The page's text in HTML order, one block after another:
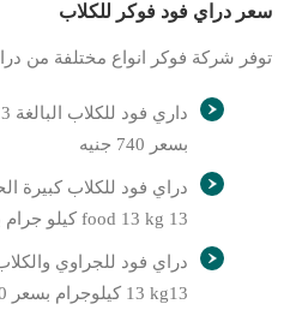
سعر دراي فود فوكر للكلاب
توفر شركة فوكر انواع مختلفة من
بسعر 740 جنيه
food 13 kg 13 كيلو جرام بسعر 650 جنيه
13 kg13 كيلوجرام بسعر 790 جنيه